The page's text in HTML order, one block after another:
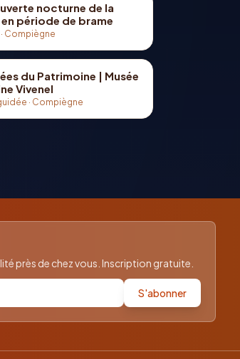
nocturne de la
période de brame
· Compiègne
du Patrimoine | Musée
Vivenel
· Compiègne
près de chez vous. Inscription gratuite.
S'abonner